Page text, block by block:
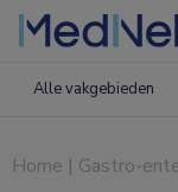
Alle vakgebieden
Home | Gastro-